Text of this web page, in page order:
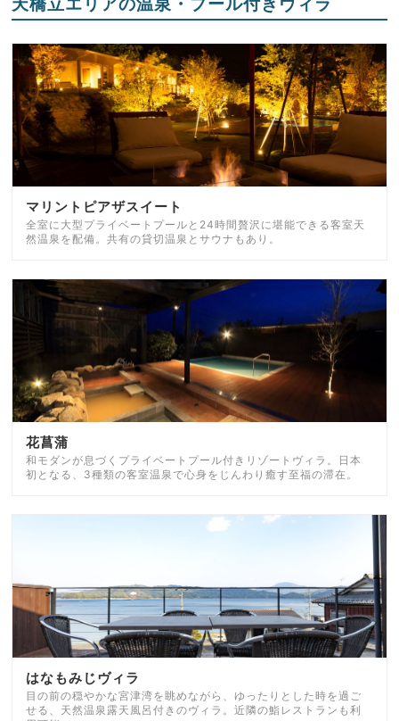
マリントピアザスイート
全室に大型プライベートプールと24時間贅沢に堪能できる客室天
然温泉を配備。共有の貸切温泉とサウナもあり。
花菖蒲
和モダンが息づくプライベートプール付きリゾートヴィラ。日本
初となる、3種類の客室温泉で心身をじんわり癒す至福の滞在。
はなもみじヴィラ
目の前の穏やかな宮津湾を眺めながら、ゆったりとした時を過ご
せる、天然温泉露天風呂付きのヴィラ。近隣の鮨レストランも利